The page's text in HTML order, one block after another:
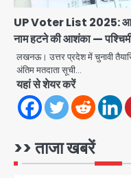
UP Voter List 2025: आज
नाम हटने की आशंका —
लखनऊ। उत्तर प्रदेश में चुनावी
अंतिम मतदाता सूची…
यहां से शेयर करें
>> ताजा खबरें
4
5
रांची
1
आदमी